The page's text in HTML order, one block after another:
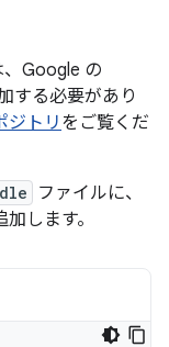
Google の
する必要があり
ジトリをご覧くだ
ファイルに、
します。